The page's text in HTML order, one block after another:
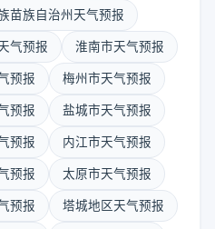
苗族自治州天气预报
气预报 淮南市天气预报
预报 梅州市天气预报
预报 盐城市天气预报
预报 内江市天气预报
预报 太原市天气预报
预报 塔城地区天气预报